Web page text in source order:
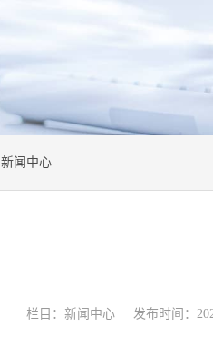
新闻中心
栏目：新闻中心 发布时间：